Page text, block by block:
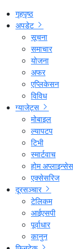
गृहपृष्ठ
अपडेट
सूचना
समाचार
योजना
अफर
एप्लिकेसन
विविध
ग्याजेट्स
मोबाइल
ल्यापटप
टिभी
स्मार्टवाच
होम अप्लाइन्सेस
एक्सेसरिज
दूरसञ्चार
टेलिकम
आईएसपी
पूर्वाधार
कानुन